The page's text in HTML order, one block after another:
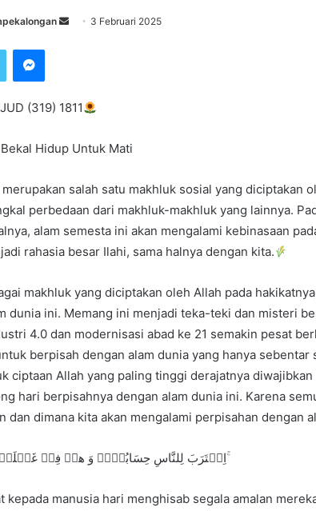
m
i
l
3 Februari 2025
(319) 1811
Hidup Untuk Mati
merupakan salah satu makhluk sosial yang diciptakan
perbedaan dari makhluk-makhluk yang lainnya.
alam semesta ini akan mengalami kebinasaan
rahasia besar Ilahi, sama halnya dengan kita.
makhluk yang diciptakan oleh Allah pada
dunia ini. Memang ini menjadi teka-teki dan misteri
4.0 dan modernisasi abad ke 21 semakin pesat
berpisah dengan alam dunia yang hanya sebentar
ciptaan Allah yang paling tinggi derajatnya
hari berpisahnya dengan alam dunia ini. Karena
dan dimana kita akan mengalami perpisahan dengan
اِقۡتَرَبَ لِلنَّاسِ حِسَابُہُمۡ وَ همۡ فِیۡ غَفۡلَۃٍ مُّعۡرِضُوۡنَ ۚ
kepada manusia hari menghisab segala amalan